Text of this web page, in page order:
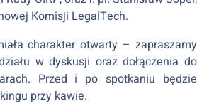
Komisji LegalTech.
charakter otwarty – zapraszamy
w dyskusji oraz dołączenia do
Przed i po spotkaniu będzie
przy kawie.